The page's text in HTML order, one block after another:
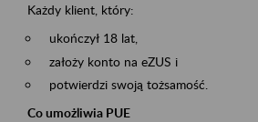
Każdy klient, który:
ukończył 18 lat,
założy konto na eZUS i
potwierdzi swoją tożsamość.
Co umożliwia PUE